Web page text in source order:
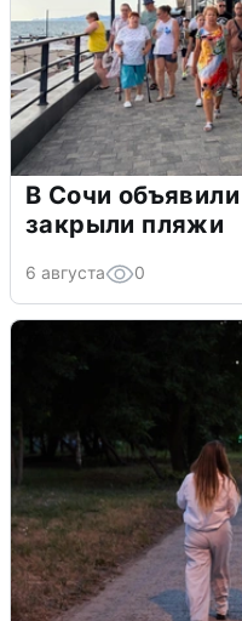
В Сочи
закрыли пляжи
6 августа 0